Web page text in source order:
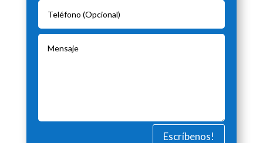
Escríbenos!